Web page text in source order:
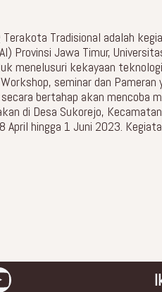
Tradisional adalah
Provinsi Jawa Timur,
menelusuri kekayaan
seminar dan
bertahap akan mencoba
di Desa Sukorejo,
April hingga 1 Juni 2023.